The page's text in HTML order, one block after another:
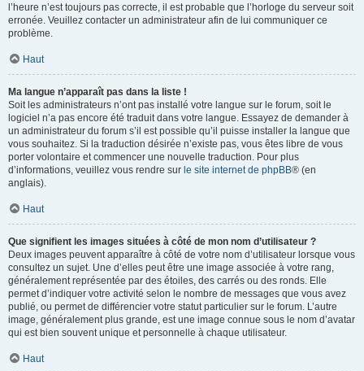
l’heure n’est toujours pas correcte, il est probable que l’horloge du serveur soit
erronée. Veuillez contacter un administrateur afin de lui communiquer ce
problème.
Haut
Ma langue n’apparaît pas dans la liste !
Soit les administrateurs n’ont pas installé votre langue sur le forum, soit le
logiciel n’a pas encore été traduit dans votre langue. Essayez de demander à
un administrateur du forum s’il est possible qu’il puisse installer la langue que
vous souhaitez. Si la traduction désirée n’existe pas, vous êtes libre de vous
porter volontaire et commencer une nouvelle traduction. Pour plus
d’informations, veuillez vous rendre sur le site internet de phpBB® (en
anglais).
Haut
Que signifient les images situées à côté de mon nom d’utilisateur ?
Deux images peuvent apparaître à côté de votre nom d’utilisateur lorsque vous
consultez un sujet. Une d’elles peut être une image associée à votre rang,
généralement représentée par des étoiles, des carrés ou des ronds. Elle
permet d’indiquer votre activité selon le nombre de messages que vous avez
publié, ou permet de différencier votre statut particulier sur le forum. L’autre
image, généralement plus grande, est une image connue sous le nom d’avatar
qui est bien souvent unique et personnelle à chaque utilisateur.
Haut